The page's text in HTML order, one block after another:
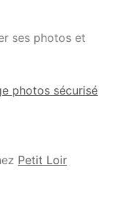
ses photos et
photos sécurisé
Petit Loir